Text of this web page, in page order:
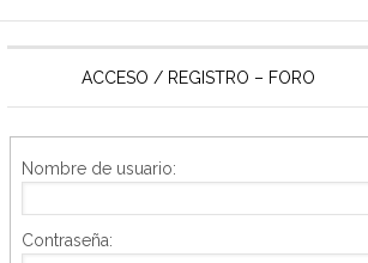
ACCESO / REGISTRO – FORO
Nombre de usuario:
Contraseña: